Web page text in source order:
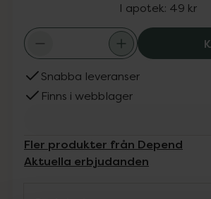
I apotek: 49 kr
Snabba leveranser
Finns i webblager
Fler produkter från Depend
Aktuella erbjudanden